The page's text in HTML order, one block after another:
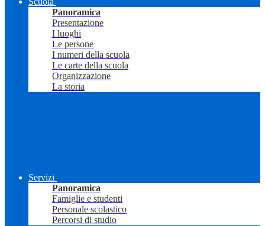
Panoramica
Presentazione
I luoghi
Le persone
I numeri della scuola
Le carte della scuola
Organizzazione
La storia
Servizi
Panoramica
Famiglie e studenti
Personale scolastico
Percorsi di studio